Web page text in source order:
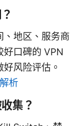
、地区、服务商
好口碑的 VPN
风险评估。
析
集？